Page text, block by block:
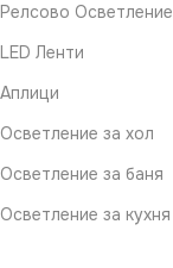
Релсово Осветление
LED Ленти
Аплици
Осветление за хол
Осветление за баня
Осветление за кухня